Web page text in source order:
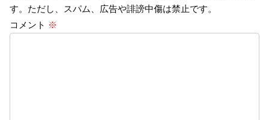
す。ただし、スパム、広告や誹謗中傷は禁止です。
コメント ※